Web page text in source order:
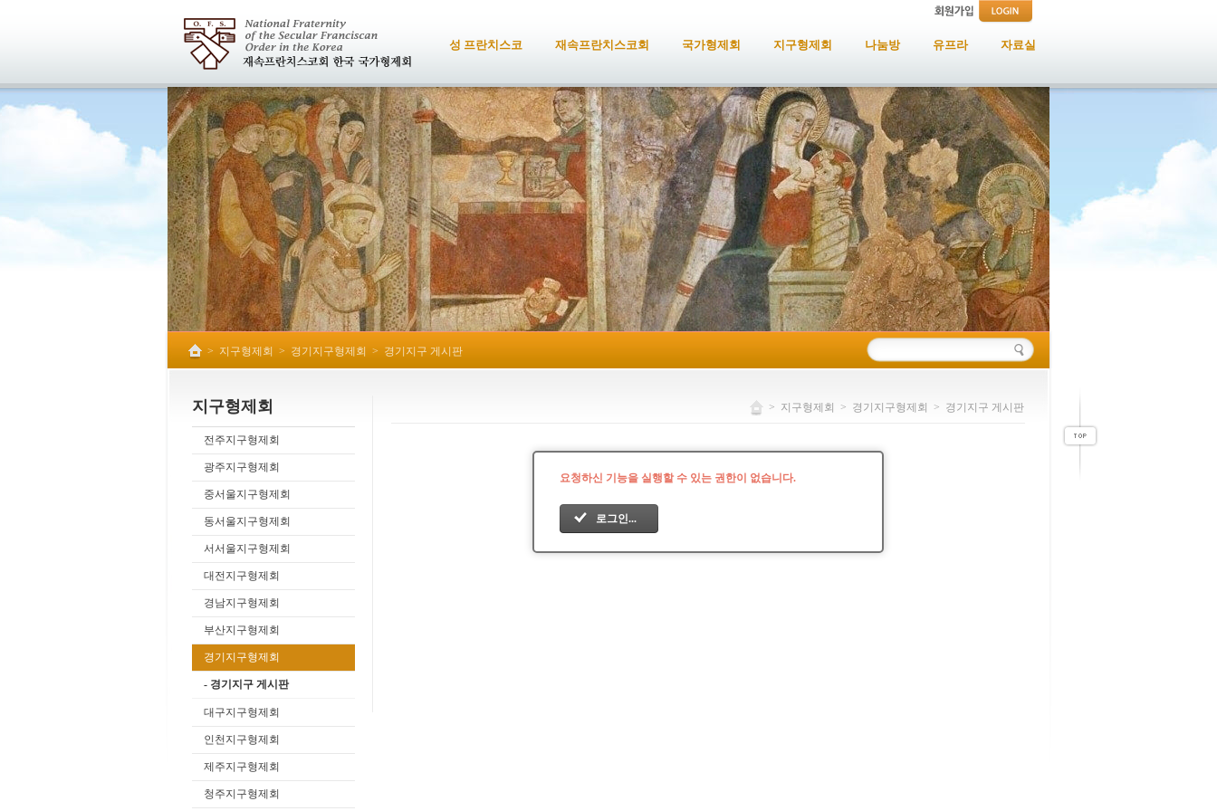
성 프란치스코 재속프란치스코회 국가형제회 지구형제회 나눔방 유프라 자료실
> 지구형제회 > 경기지구형제회 > 경기지구 게시판
> 지구형제회 > 경기지구형제회 > 경기지구 게시판
요청하신 기능을 실행할 수 있는 권한이 없습니다.
로그인...
지구형제회
전주지구형제회
광주지구형제회
중서울지구형제회
동서울지구형제회
서서울지구형제회
대전지구형제회
경남지구형제회
부산지구형제회
경기지구형제회
- 경기지구 게시판
대구지구형제회
인천지구형제회
제주지구형제회
청주지구형제회